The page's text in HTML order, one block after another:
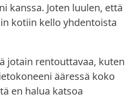
kanssa. Joten luulen, että
kotiin kello yhdentoista
jotain rentouttavaa, kuten
ääressä koko
en halua katsoa